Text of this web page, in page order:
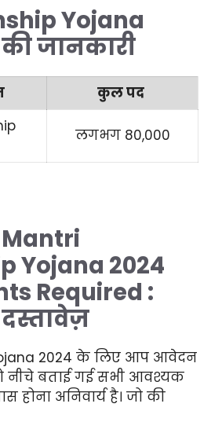
Yojana
जानकारी
कुल पद
लगभग 80,000
Yojana 2024
Required :
2024 के लिए आप आवेदन
नीचे बताई गई सभी आवश्यक
होना अनिवार्य है। जो की